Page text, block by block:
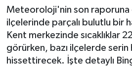
Meteoroloji'nin son raporuna
ilçelerinde parçalı bulutlu bir
Kent merkezinde sıcaklıklar
görürken, bazı ilçelerde serin
hissettirecek. İşte detaylı